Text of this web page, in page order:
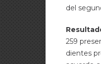
del
259
dientes